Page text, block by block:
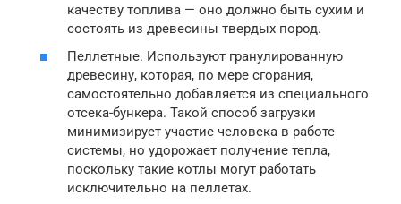
качеству топлива — оно должно быть сухим и
состоять из древесины твердых пород.
Пеллетные. Используют гранулированную
древесину, которая, по мере сгорания,
самостоятельно добавляется из специального
отсека-бункера. Такой способ загрузки
минимизирует участие человека в работе
системы, но удорожает получение тепла,
поскольку такие котлы могут работать
исключительно на пеллетах.